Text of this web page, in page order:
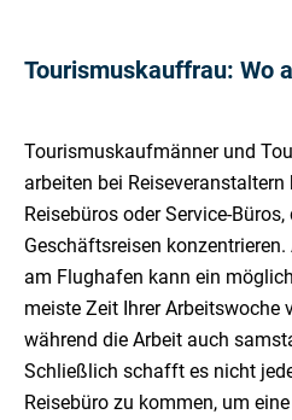
Tourismuskauffrau: Wo
Tourismuskaufmänner und
arbeiten bei
Reisebüros oder Service-
Geschäftsreisen
am Flughafen kann ein
meiste Zeit Ihrer Arbeitswoche
während die Arbeit auch
Schließlich schafft es nicht
Reisebüro zu kommen, um